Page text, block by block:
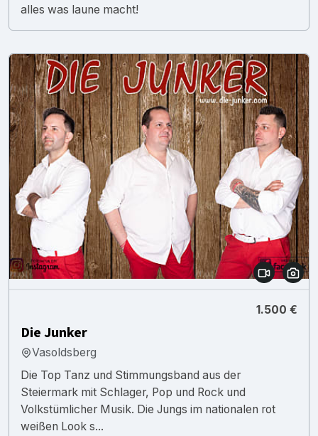
alles was laune macht!
1.500 €
Die Junker
Vasoldsberg
Die Top Tanz und Stimmungsband aus der
Steiermark mit Schlager, Pop und Rock und
Volkstümlicher Musik. Die Jungs im nationalen rot
weißen Look s...